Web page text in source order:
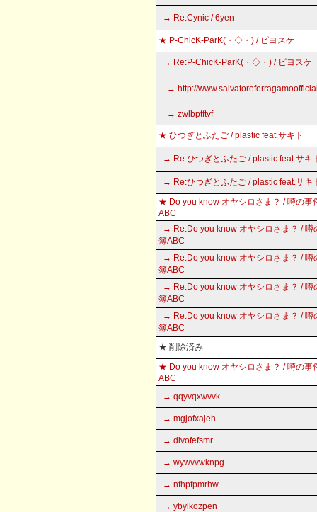
→ Re:Cynic / 6yen
★ P-ChicK-ParK(・◇・) / ピヨスケ
→ Re:P-ChicK-ParK(・◇・) / ピヨスケ
→ http://
→ zwlbptftvf
★ ひつぎとふたご / plastic feat.サキト
→ Re:ひつぎとふたご / plastic feat.サキ
→ Re:ひつぎとふたご / plastic feat.サキ
★ Do you know オヤシロさま？ / 噂の事
ABC
→ Re:Do you know オヤシロさま？ / 噂
簿ABC
→ Re:Do you know オヤシロさま？ / 噂
簿ABC
→ Re:Do you know オヤシロさま？ / 噂
簿ABC
→ Re:Do you know オヤシロさま？ / 噂
簿ABC
★ 削除済み
★ Do you know オヤシロさま？ / 噂の事
ABC
→ qqyvqxwvvk
→ mgjofxajeh
→ dlvofefsmr
→ wywvvwknpg
→ nfhpfpmrhw
→ ybylkozpen